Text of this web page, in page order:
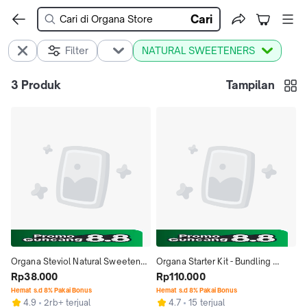
Cari
Filter NATURAL SWEETENERS
3 Produk Tampilan
Organa Steviol Natural Sweetener
- Pengganti Gula dari Stevia isi 25
Sachet
Rp38.000
Hemat s.d 8% Pakai Bonus
4.9 2rb+ terjual
Organa Starter Kit - Bundling
T|Organa Teh Manis Tanpa Gula
Rasa Original isi 10 Tbag +
T|Organa Teh Manis Tanpa Gula
Rp110.000
Hemat s.d 8% Pakai Bonus
4.7 15 terjual